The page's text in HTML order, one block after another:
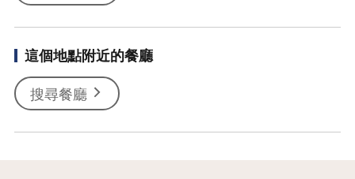
這個地點附近的餐廳
搜尋餐廳